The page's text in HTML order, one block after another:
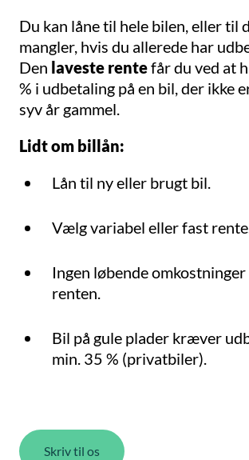
Du kan låne til hele bilen, eller til
mangler, hvis du allerede har
Den laveste rentefår du ved at
% i udbetaling på en bil, der ikke
syv år gammel.
Lidt om billån:
Lån til ny eller brugt bil.
Vælg variabel eller fast
Ingen løbende
renten.
Bil på gule plader kræver
min. 35 % (privatbiler).
Skriv til os